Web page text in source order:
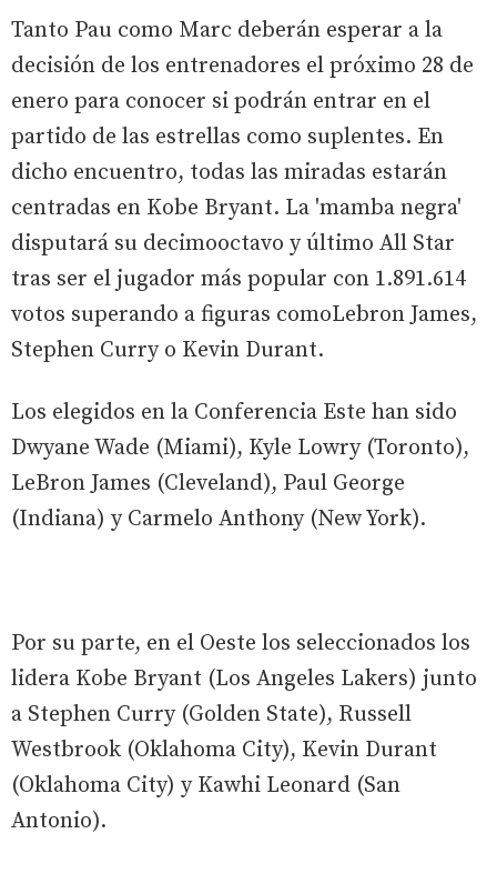
Tanto Pau como Marc deberán esperar a la
decisión de los entrenadores el próximo 28 de
enero para conocer si podrán entrar en el
partido de las estrellas como suplentes. En
dicho encuentro, todas las miradas estarán
centradas en Kobe Bryant. La 'mamba negra'
disputará su decimooctavo y último All Star
tras ser el jugador más popular con 1.891.614
votos superando a figuras comoLebron James,
Stephen Curry o Kevin Durant.
Los elegidos en la Conferencia Este han sido
Dwyane Wade (Miami), Kyle Lowry (Toronto),
LeBron James (Cleveland), Paul George
(Indiana) y Carmelo Anthony (New York).
Por su parte, en el Oeste los seleccionados los
lidera Kobe Bryant (Los Angeles Lakers) junto
a Stephen Curry (Golden State), Russell
Westbrook (Oklahoma City), Kevin Durant
(Oklahoma City) y Kawhi Leonard (San
Antonio).